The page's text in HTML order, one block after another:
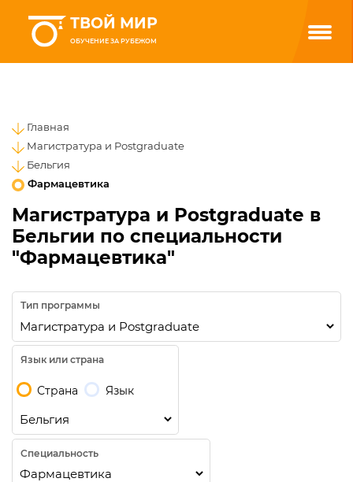
ТВОЙ МИР
ОБУЧЕНИЕ ЗА РУБЕЖОМ
Главная
Магистратура и Postgraduate
Бельгия
Фармацевтика
Магистратура и Postgraduate в
Бельгии по специальности
"Фармацевтика"
Тип программы
Язык или страна
Страна Язык
Специальность